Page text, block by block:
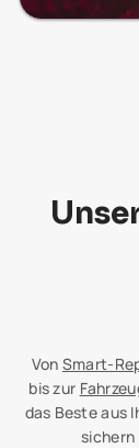
Von Smart-
bis zur
das Beste aus
sichern